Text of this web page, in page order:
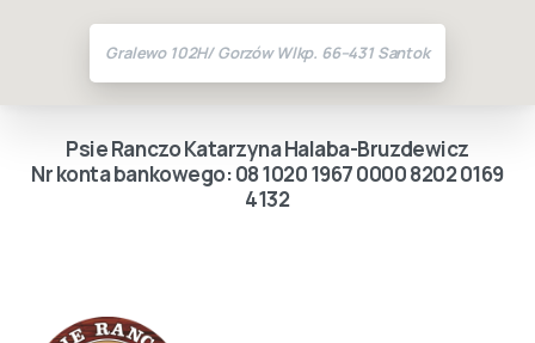
Gralewo 102H/ Gorzów Wlkp. 66–431 Santok
Psie Ranczo Katarzyna Halaba-Bruzdewicz
Nr konta bankowego: 08 1020 1967 0000 8202 0169
4132